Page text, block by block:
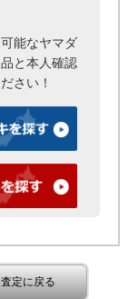
能なヤマダ
と本人確認
さい！
定に戻る